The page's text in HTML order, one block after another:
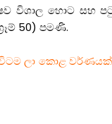
විශාල හොට සහ
50) පමණි.
ලා කොළ